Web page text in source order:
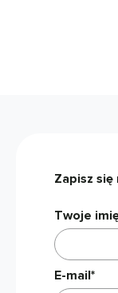
Zapisz
Twoje
E-mail*